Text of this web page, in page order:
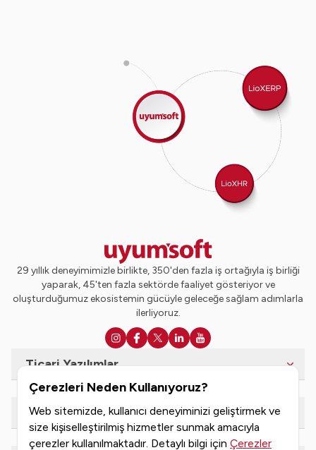
Çerezleri Neden Kullanıyoruz?
Web sitemizde, kullanıcı deneyiminizi geliştirmek ve
size kişiselleştirilmiş hizmetler sunmak amacıyla
çerezler kullanılmaktadır. Detaylı bilgi için Çerezler
29 yıllık deneyimimizle birlikte, 350'den fazla iş ortağıyla iş birliği
yaparak, 45'ten fazla sektörde faaliyet gösteriyor ve
oluşturduğumuz ekosistemin gücüyle geleceğe sağlam adımlarla
ilerliyoruz.
Ticari Yazılımlar
e-Dönüşüm Hizmetleri